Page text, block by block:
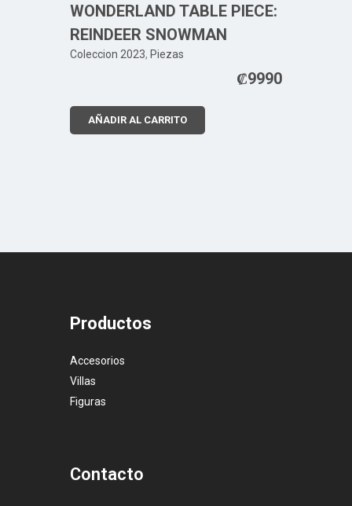
WONDERLAND TABLE PIECE:
REINDEER SNOWMAN
Coleccion 2023, Piezas
₡9990
AÑADIR AL CARRITO
Productos
Accesorios
Villas
Figuras
Contacto